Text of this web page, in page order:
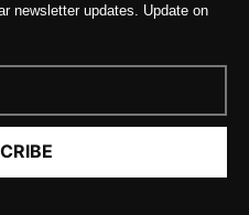
newsletter updates. Update on